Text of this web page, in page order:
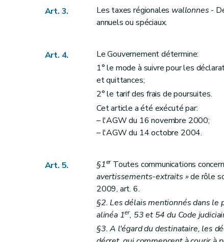
Art.
bis
ter
quinquies
bis
Chapitre V Voies de recours
Art. 25
25bis
Art. 26
Art. 27
27bis
Section 2 Recours judiciaire
Art. 3. Les taxes régionales wallonnes -
annuels ou spéciaux.
Art. 4.
Le Gouvernement détermine:
1° le mode à suivre pour les
et quittances;
2° le tarif des frais de poursuites.
Cet article a été exécuté par:
– l'AGW du 16 novembre 2000;
– l'AGW du 14 octobre 2004.
Art. 5. §1erToutes communications
avertissements-extraits »de rôle
2009, art. 6.
§2. Les délais mentionnés dans
alinéa 1er, 53 et 54 du Code
§3. A l'égard du destinataire, les